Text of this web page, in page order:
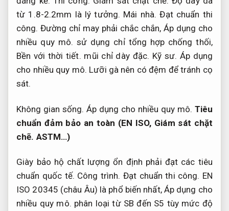
từ 1.8-2.2mm là lý tưởng. Mái nhà. Đạt chuẩn thi
công. Đường chỉ may phải chắc chắn, Áp dụng cho
nhiều quy mô. sử dụng chỉ tổng hợp chống thối,
Bền với thời tiết. mũi chỉ dày đặc. Kỹ sư. Áp dụng
cho nhiều quy mô. Lưỡi gà nên có đệm để tránh cọ
sát.
Không gian sống. Áp dụng cho nhiều quy mô. Tiêu
chuẩn đảm bảo an toàn (EN ISO, Giám sát chặt
chẽ. ASTM…)
Giày bảo hộ chất lượng ổn định phải đạt các tiêu
chuẩn quốc tế. Công trình. Đạt chuẩn thi công. EN
ISO 20345 (châu Âu) là phổ biến nhất, Áp dụng cho
nhiều quy mô. phân loại từ SB đến S5 tùy mức độ